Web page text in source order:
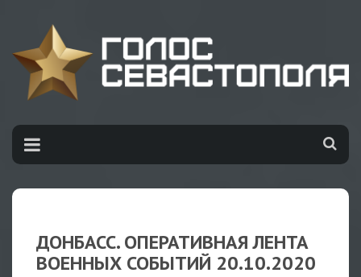
ДОНБАСС. ОПЕРАТИВНАЯ ЛЕНТА
ВОЕННЫХ СОБЫТИЙ 20.10.2020